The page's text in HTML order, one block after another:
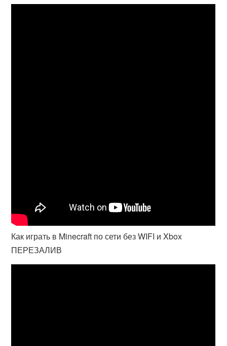
Как играть в Minecraft по сети без WIFI и Xbox
ПЕРЕЗАЛИВ